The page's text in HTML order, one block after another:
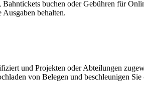
buchen oder Gebühren für
behalten.
und Projekten oder Abteilungen
von Belegen und beschleunigen